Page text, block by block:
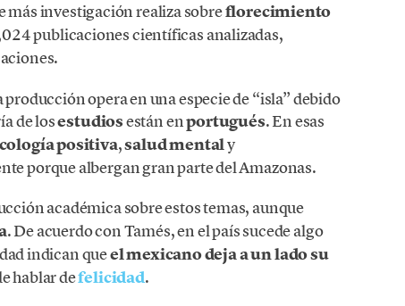
más investigación realiza sobreflorecimiento
publicaciones científicas analizadas,
opera en una especie de “isla” debido
de losestudiosestán enportugués. En esas
positiva,salud mentaly
porque albergan gran parte del Amazonas.
académica sobre estos temas, aunque
. De acuerdo con Tamés, en el país sucede algo
indican queel mexicano deja a un lado su
hablar defelicidad.